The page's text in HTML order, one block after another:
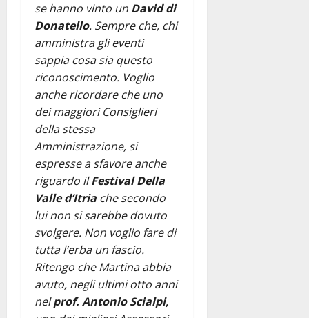
se hanno vinto un David di
Donatello. Sempre che, chi
amministra gli eventi
sappia cosa sia questo
riconoscimento. Voglio
anche ricordare che uno
dei maggiori Consiglieri
della stessa
Amministrazione, si
espresse a sfavore anche
riguardo ilFestival Della
Valle d’Itria che secondo
lui non si sarebbe dovuto
svolgere. Non voglio fare di
tutta l’erba un fascio.
Ritengo che Martina abbia
avuto, negli ultimi otto anni
nelprof. Antonio Scialpi,